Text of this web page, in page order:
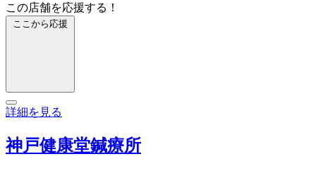
この店舗を応援する！
ここから応援
詳細を見る
神戸健康堂鍼療所